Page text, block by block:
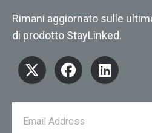
Rimani aggiornato sulle
di prodotto StayLinked.